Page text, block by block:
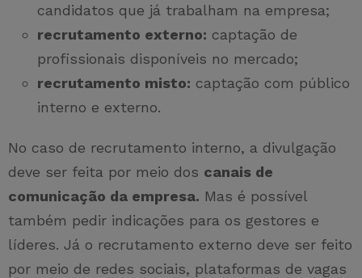
candidatos que já trabalham na empresa;
recrutamento externo: captação de
profissionais disponíveis no mercado;
recrutamento misto: captação com público
interno e externo.
No caso de recrutamento interno, a divulgação
deve ser feita por meio dos canais de
comunicação da empresa. Mas é possível
também pedir indicações para os gestores e
líderes. Já o recrutamento externo deve ser feito
por meio de redes sociais, plataformas de vagas